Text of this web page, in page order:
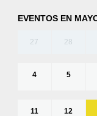
EVENTOS EN
27 28
4 5
11 12